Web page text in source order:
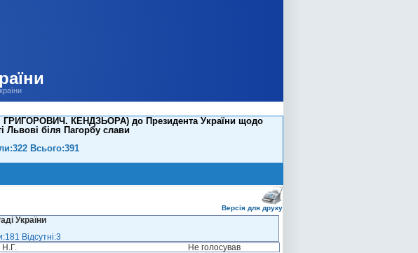
ГРИГОРОВИЧ. КЕНДЗЬОРА) до Президента України щодо
Львові біля Пагорбу слави
Всього:391
Версія для друку
України
Відсутні:3
Н.Г.
Не голосував